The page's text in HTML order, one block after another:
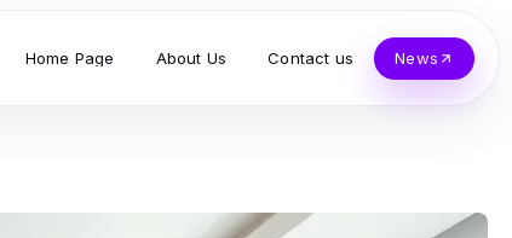
Home Page About Us Contact us News